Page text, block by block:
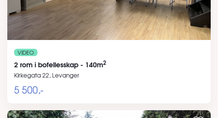
VIDEO
2 rom i bofellesskap - 140m2
Kirkegata 22, Levanger
5 500,-